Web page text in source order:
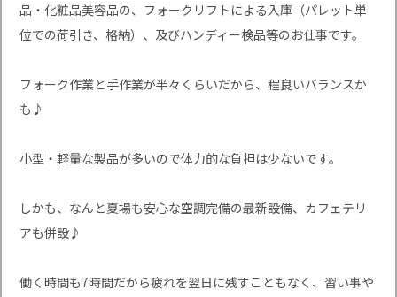
品・化粧品美容品の、フォークリフトによる入庫（パレット単
位での荷引き、格納）、及びハンディー検品等のお仕事です。
フォーク作業と手作業が半々くらいだから、程良いバランスか
も♪
小型・軽量な製品が多いので体力的な負担は少ないです。
しかも、なんと夏場も安心な空調完備の最新設備、カフェテリ
アも併設♪
働く時間も7時間だから疲れを翌日に残すこともなく、習い事や